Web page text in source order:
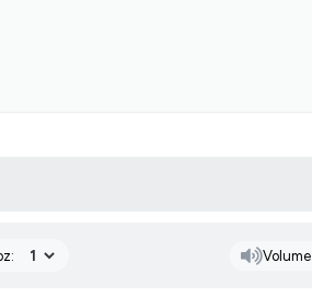
Volume